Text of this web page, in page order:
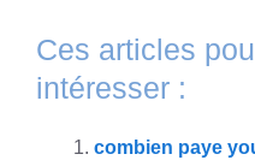
Ces articles
intéresser :
combien paye